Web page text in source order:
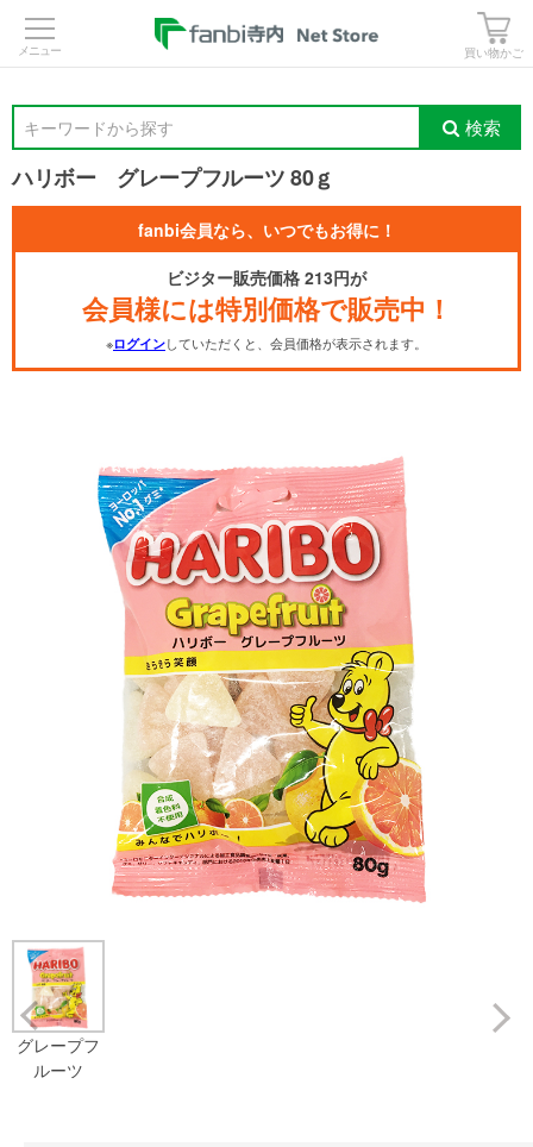
買い物かご
キーワードから探す 検索
ハリボー グレープフルーツ 80ｇ
fanbi会員なら、いつでもお得に！
ビジター販売価格 213円が
会員様には特別価格で販売中！
※ログインしていただくと、会員価格が表示されます。
グレープフ
ルーツ
Prev